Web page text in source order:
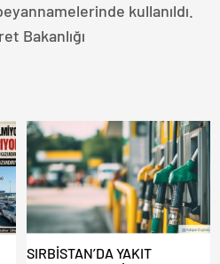
kullanıldı.
Bakanlığı
SIRBİSTAN’DA YAKIT